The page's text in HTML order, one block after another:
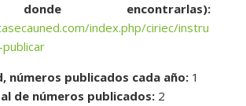
encontrarlas):
index.php/ciriec/instru
números publicados cada año:1
de números publicados:2